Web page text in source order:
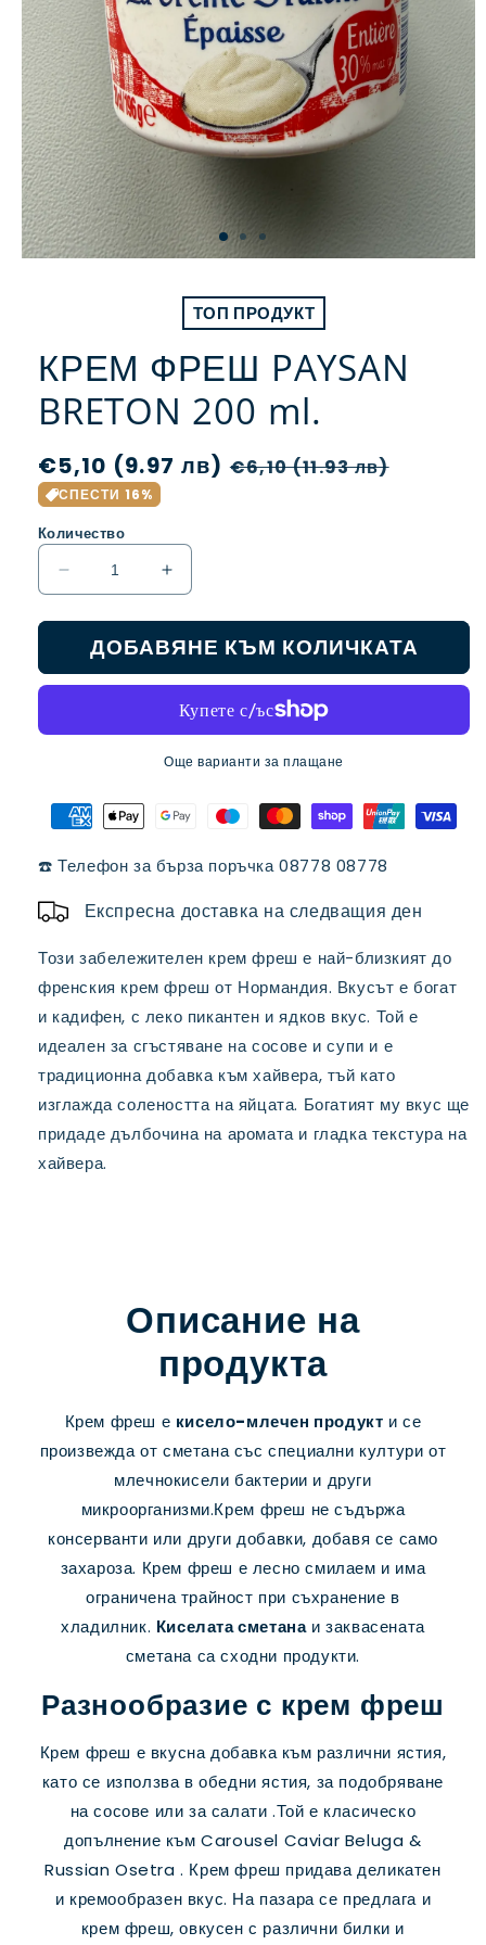
ТОП ПРОДУКТ
КРЕМ ФРЕШ PAYSAN
BRETON 200 ml.
Обичайна
цена
€5,10 (9.97 лв) Цена
€6,10 (11.93 лв)
СПЕСТИ 16%
Количество
Намаляване
на
количеството
КРЕМ
BRETON
Увеличаване
на
количеството
за
КРЕМ
PAYSAN
BRETON
200
ДОБАВЯНЕ КЪМ КОЛИЧКАТА
Още варианти за плащане
☎️ Телефон за бърза поръчка 08778 08778
Експресна доставка на следващия ден
Този забележителен крем фреш е най-близкият до
френския крем фреш от Нормандия. Вкусът е богат
и кадифен, с леко пикантен и ядков вкус. Той е
идеален за сгъстяване на сосове и супи и е
традиционна добавка към хайвера, тъй като
изглажда солеността на яйцата. Богатият му вкус ще
придаде дълбочина на аромата и гладка текстура на
хайвера.
Описание на
продукта
Крем фреш е кисело-млечен продукт и се
произвежда от сметана със специални култури от
млечнокисели бактерии и други
микроорганизми.Крем фреш не съдържа
консерванти или други добавки, добавя се само
захароза. Крем фреш е лесно смилаем и има
ограничена трайност при съхранение в
хладилник. Киселата сметанаи заквасената
сметана са сходни продукти.
Разнообразие с крем фреш
Крем фреш е вкусна добавка към различни ястия,
като се използва в обедни ястия, за подобряване
на сосове или за салати .Той е класическо
допълнение към Carousel Caviar Beluga &
Russian Osetra . Крем фреш придава деликатен
и кремообразен вкус. На пазара се предлага и
крем фреш, овкусен с различни билки и